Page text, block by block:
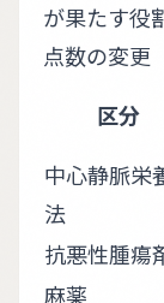
が果たす役
点数の変更
区分
中心静脈栄
法
抗悪性腫瘍
麻薬